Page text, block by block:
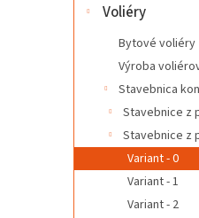
Voliéry
Bytové voliéry
Výroba
Stavebnica
Stavebnice z
Stavebnice z
Variant - 0
Variant - 1
Variant - 2